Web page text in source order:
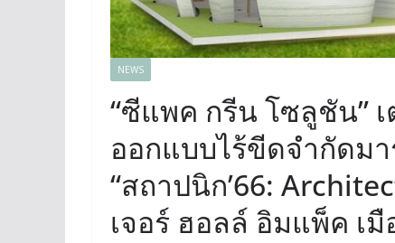
NEWS
“ซีแพค กรีน โซลูชัน”
ออกแบบไร้ขีดจำกัดม
“สถาปนิก’66:
เจอร์ ฮอลล์ อิมแพ็ค เ